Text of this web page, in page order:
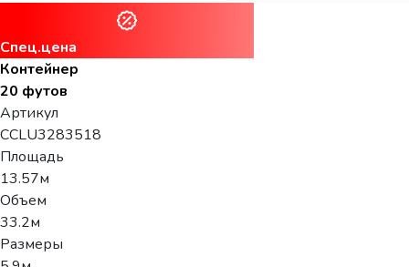
Спец.цена
Контейнер
20 футов
Артикул
CCLU3283518
Площадь
13.57м
Объем
33.2м
Размеры